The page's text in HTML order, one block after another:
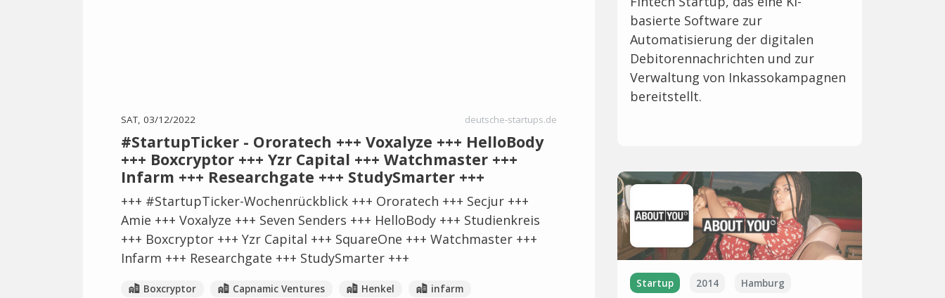
SAT, 03/12/2022 deutsche-startups.de
#StartupTicker - Ororatech +++ Voxalyze +++ HelloBody
+++ Boxcryptor +++ Yzr Capital +++ Watchmaster +++
Infarm +++ Researchgate +++ StudySmarter +++
+++ #StartupTicker-Wochenrückblick +++ Ororatech +++ Secjur +++
Amie +++ Voxalyze +++ Seven Senders +++ HelloBody +++ Studienkreis
+++ Boxcryptor +++ Yzr Capital +++ SquareOne +++ Watchmaster +++
Infarm +++ Researchgate +++ StudySmarter +++
Boxcryptor Capnamic Ventures Henkel
infarm
basierte Software zur
Automatisierung der digitalen
Debitorennachrichten und zur
Verwaltung von Inkassokampagnen
bereitstellt.
Startup 2014 Hamburg